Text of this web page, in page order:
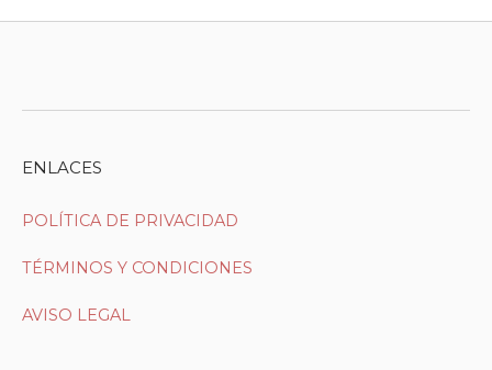
ENLACES
POLÍTICA DE PRIVACIDAD
TÉRMINOS Y CONDICIONES
AVISO LEGAL